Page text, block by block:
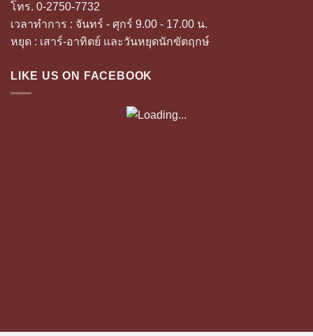
โทร. 0-2750-7732
เวลาทำการ : จันทร์ - ศุกร์ 9.00 - 17.00 น.
หยุด : เสาร์-อาทิตย์ และวันหยุดนักขัตฤกษ์
LIKE US ON FACEBOOK